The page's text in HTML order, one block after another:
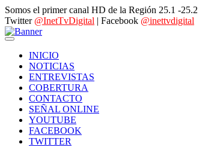
Somos el primer canal HD de la Región 25.1 -25.2
Twitter @InetTvDigital | Facebook @inettvdigital
INICIO
NOTICIAS
ENTREVISTAS
COBERTURA
CONTACTO
SEÑAL ONLINE
YOUTUBE
FACEBOOK
TWITTER